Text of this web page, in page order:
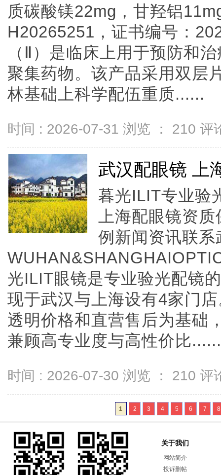
质碳酸镁22mg，甘羟铝
H20265251，证书编号：
（Ⅱ）是临床上用于预防和
聚集药物。该产品采用双层
林基础上科学配伍重质......
时间 : 2026-07-31 浏览 ： 210 评
武汉配眼镜 上
暮光ILIT专业验
上海配眼镜资
例新闻资讯联
光ILIT眼镜是专业验光配镜
现于武汉与上海设有4家门
透明价格和直营售后为基础
兼顾高专业度与高性价比......
时间 : 2026-07-30 浏览 ： 210 评
1 2 3 4 5 6 7 8
关于我们
网站简介
投诉删帖